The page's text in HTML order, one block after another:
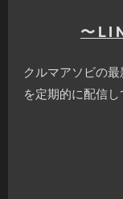
〜
クルマアソビの
を定期的に配信